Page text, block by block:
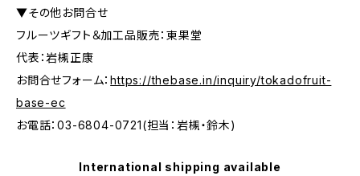
▼その他お問合せ
フルーツギフト＆加工品販売：東果堂
代表：岩槻正康
お問合せフォーム：https://thebase.in/inquiry/tokadofruit-
base-ec
お電話：03-6804-0721(担当：岩槻・鈴木)
International shipping available